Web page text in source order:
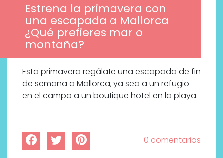
Estrena la primavera con
una escapada a Mallorca
¿Qué prefieres mar o
montaña?
Esta primavera regálate una escapada de fin
de semana a Mallorca, ya sea a un refugio
en el campo a un boutique hotel en la playa.
0 comentarios